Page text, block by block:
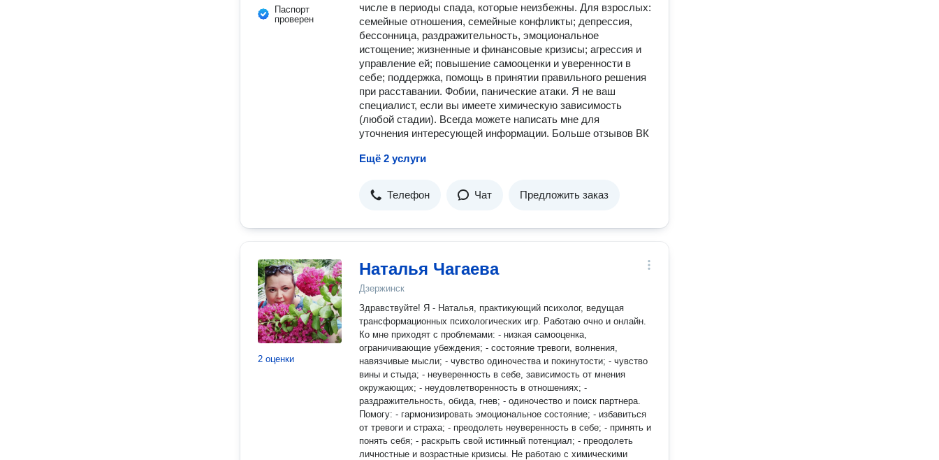
Паспорт
проверен
числе в пеpиоды спада, которые неизбежны. Для взрослых:
семейные отношения, семейные конфликты; депрессия,
бессонница, раздражительность, эмоциональное
истощение; жизненные и финансовые кризисы; агрессия и
управление ей; повышение самооценки и уверенности в
себе; поддержка, помощь в принятии правильного решения
при расставании. Фобии, панические атаки. Я не ваш
специалист, если вы имеете химическую зависимость
(любой стадии). Всегда можете написать мне для
уточнения интересующей информации. Больше отзывов ВК
Ещё 2 услуги
Телефон Чат Предложить заказ
2 оценки
Наталья Чагаева
Дзержинск
Здравствуйте! Я - Наталья, практикующий психолог, ведущая
трансформационных психологических игр. Работаю очно и онлайн.
Ко мне приходят с проблемами: - низкая самооценка,
ограничивающие убеждения; - состояние тревоги, волнения,
навязчивые мысли; - чувство одиночества и покинутости; - чувство
вины и стыда; - неуверенность в себе, зависимость от мнения
окружающих; - неудовлетворенность в отношениях; -
раздражительность, обида, гнев; - одиночество и поиск партнера.
Помогу: - гармонизировать эмоциональное состояние; - избавиться
от тревоги и страха; - преодолеть неуверенность в себе; - принять и
понять себя; - раскрыть свой истинный потенциал; - преодолеть
личностные и возрастные кризисы. Не работаю с химическими